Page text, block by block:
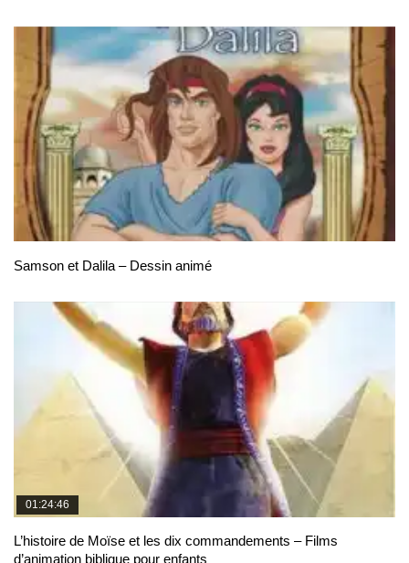
Samson et Dalila – Dessin animé
01:24:46
L’histoire de Moïse et les dix commandements – Films
d’animation biblique pour enfants